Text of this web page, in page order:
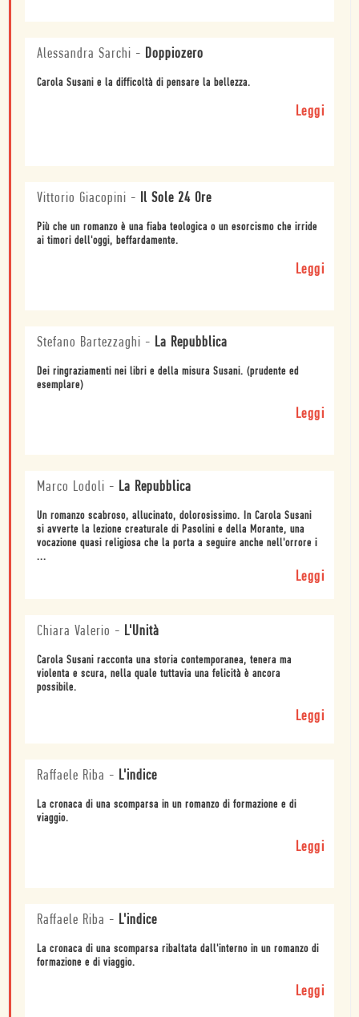
Alessandra Sarchi - Doppiozero
Carola Susani e la difficoltà di pensare la bellezza.
Leggi
Vittorio Giacopini - Il Sole 24 Ore
Più che un romanzo è una fiaba teologica o un esorcismo che irride
ai timori dell'oggi, beffardamente.
Leggi
Stefano Bartezzaghi - La Repubblica
Dei ringraziamenti nei libri e della misura Susani. (prudente ed
esemplare)
Leggi
Marco Lodoli - La Repubblica
Un romanzo scabroso, allucinato, dolorosissimo. In Carola Susani
si avverte la lezione creaturale di Pasolini e della Morante, una
vocazione quasi religiosa che la porta a seguire anche nell'orrore i
...
Leggi
Chiara Valerio - L'Unità
Carola Susani racconta una storia contemporanea, tenera ma
violenta e scura, nella quale tuttavia una felicità è ancora
possibile.
Leggi
Raffaele Riba - L'indice
La cronaca di una scomparsa in un romanzo di formazione e di
viaggio.
Leggi
Raffaele Riba - L'indice
La cronaca di una scomparsa ribaltata dall'interno in un romanzo di
formazione e di viaggio.
Leggi